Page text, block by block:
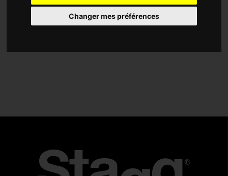
Changer mes préférences
Amplificateurs
Accordeurs et métronomes
Sangles
Repose-pieds